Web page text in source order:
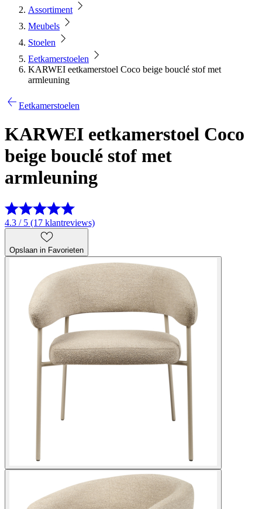
Assortiment
Meubels
Stoelen
Eetkamerstoelen
KARWEI eetkamerstoel Coco beige bouclé stof met
armleuning
Eetkamerstoelen
KARWEI eetkamerstoel Coco
beige bouclé stof met
armleuning
4.3 / 5 (17 klantreviews)
Opslaan in Favorieten